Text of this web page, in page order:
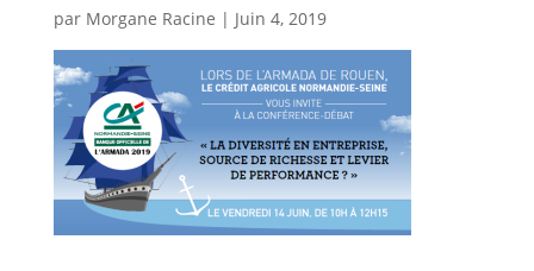
par Morgane Racine | Juin 4, 2019